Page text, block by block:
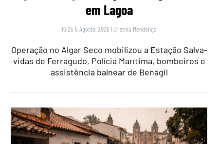
em Lagoa
16:25 6 Agosto, 2026 | Cristina Mendonça
Operação no Algar Seco mobilizou a Estação Salva-
vidas de Ferragudo, Polícia Marítima, bombeiros e
assistência balnear de Benagil